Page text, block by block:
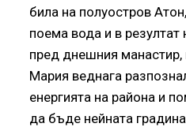
била на полуостров
поема вода и в резултат
пред днешния
Мария веднага
енергията на района и
да бъде нейната